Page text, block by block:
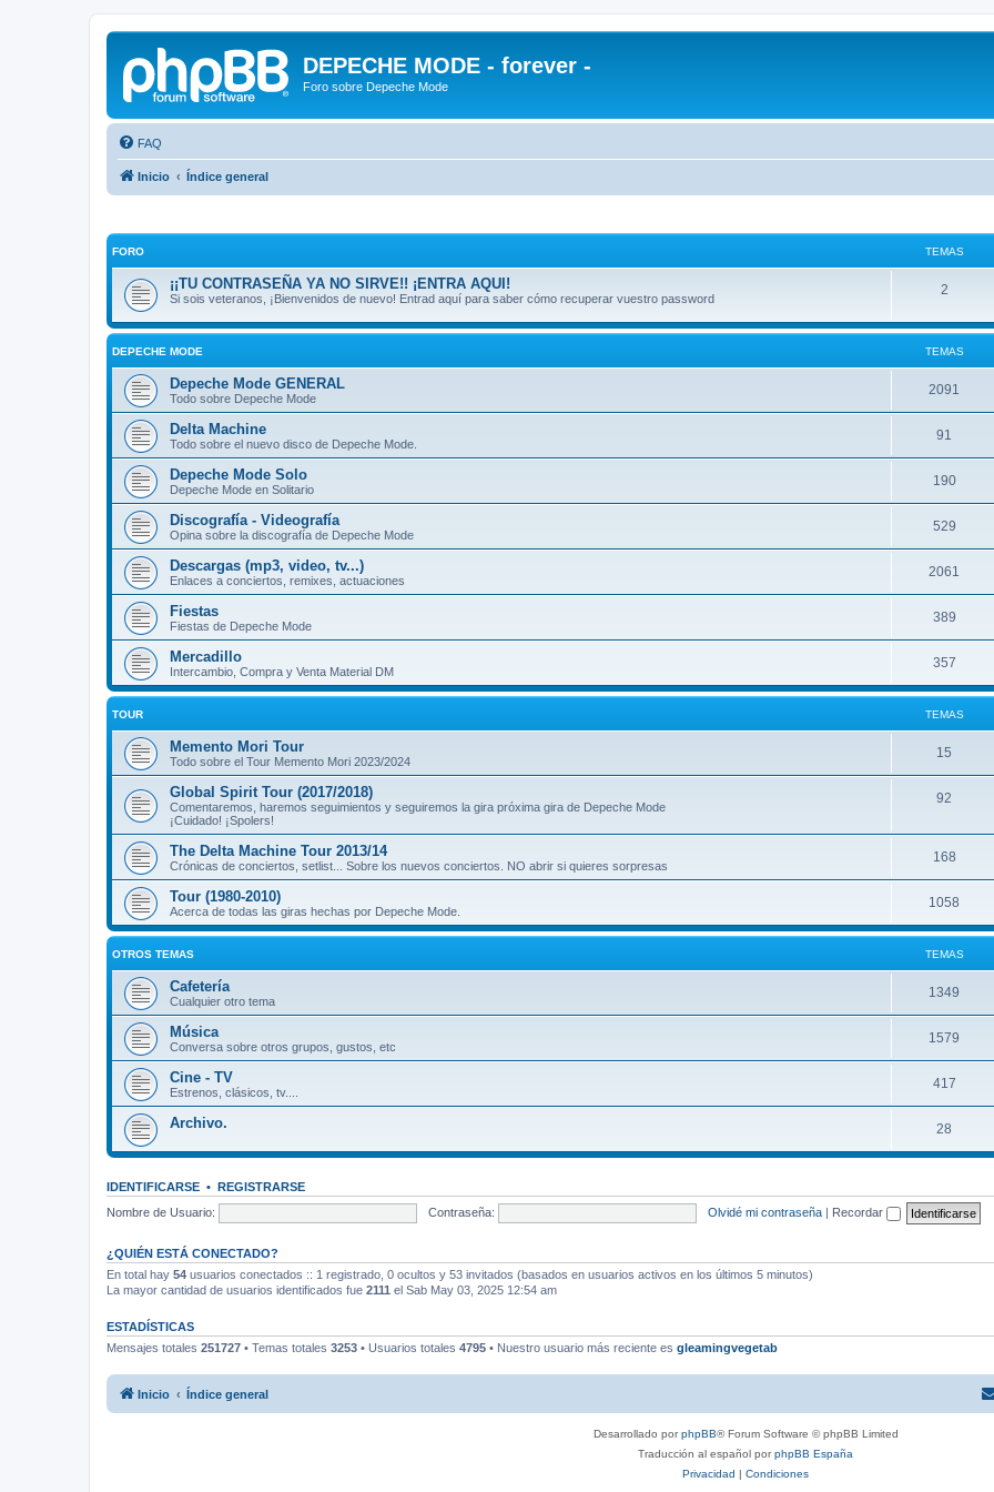
DEPECHE MODE - forever -
Foro sobre Depeche Mode
FAQ
Inicio Índice general
FORO TEMAS
¡¡TU CONTRASEÑA YA NO SIRVE!! ¡ENTRA AQUI!
Si sois veteranos, ¡Bienvenidos de nuevo! Entrad aquí para saber cómo recuperar vuestro password
2
DEPECHE MODE TEMAS
Depeche Mode GENERAL
Todo sobre Depeche Mode
2091
Delta Machine
Todo sobre el nuevo disco de Depeche Mode.
91
Depeche Mode Solo
Depeche Mode en Solitario
190
Discografía - Videografía
Opina sobre la discografía de Depeche Mode
529
Descargas (mp3, video, tv...)
Enlaces a conciertos, remixes, actuaciones
2061
Fiestas
Fiestas de Depeche Mode
389
Mercadillo
Intercambio, Compra y Venta Material DM
357
TOUR TEMAS
Memento Mori Tour
Todo sobre el Tour Memento Mori 2023/2024
15
Global Spirit Tour (2017/2018)
Comentaremos, haremos seguimientos y seguiremos la gira próxima gira de Depeche Mode
¡Cuidado! ¡Spolers!
92
The Delta Machine Tour 2013/14
Crónicas de conciertos, setlist... Sobre los nuevos conciertos. NO abrir si quieres sorpresas
168
Tour (1980-2010)
Acerca de todas las giras hechas por Depeche Mode.
1058
OTROS TEMAS TEMAS
Cafetería
Cualquier otro tema
1349
Música
Conversa sobre otros grupos, gustos, etc
1579
Cine - TV
Estrenos, clásicos, tv....
417
Archivo. 28
IDENTIFICARSE • REGISTRARSE
Nombre de Usuario:
Contraseña: Olvidé mi contraseña | Recordar
¿QUIÉN ESTÁ CONECTADO?
En total hay 54 usuarios conectados :: 1 registrado, 0 ocultos y 53 invitados (basados en usuarios activos en los últimos 5 minutos)
La mayor cantidad de usuarios identificados fue 2111 el Sab May 03, 2025 12:54 am
ESTADÍSTICAS
Mensajes totales 251727 • Temas totales 3253 • Usuarios totales 4795 • Nuestro usuario más reciente es gleamingvegetab
Inicio Índice general
Desarrollado porphpBB® Forum Software © phpBB Limited
Traducción al español porphpBB España
Privacidad | Condiciones